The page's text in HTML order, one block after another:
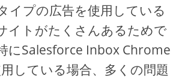
イプの広告を使用している
イトがたくさんあるためで
にSalesforce Inbox Chrome
している場合、多くの問題